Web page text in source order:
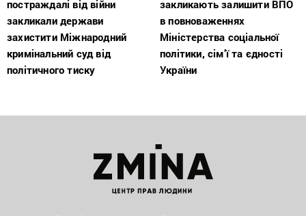
постраждалі від війни
закликали держави
захистити Міжнародний
кримінальний суд від
політичного тиску
закликають залишити ВПО
в повноваженнях
Міністерства соціальної
політики, сім’ї та єдності
України